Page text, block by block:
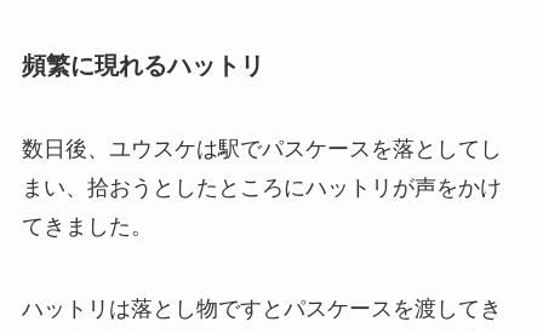
頻繁に現れるハットリ
数日後、ユウスケは駅でパスケースを落としてし
まい、拾おうとしたところにハットリが声をかけ
てきました。
ハットリは落とし物ですとパスケースを渡してき